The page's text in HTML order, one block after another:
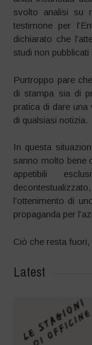
svolto analisi su
testimone per
dichiarato che
studi non pubblicati
Purtroppo pare
di stampa sia di
pratica di dare
di qualsiasi notizia.
In questa
sanno molto bene
appetibili
l’ottenimento di
propaganda per
Ciò che resta
Latest